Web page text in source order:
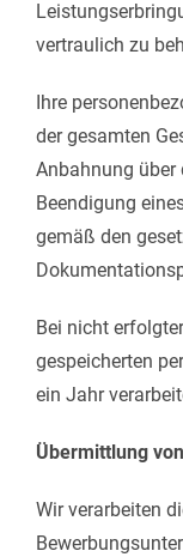
vertraulich zu
Ihre
der gesamten
Anbahnung
Beendigung
gemäß den
Bei nicht
gespeicherten
ein Jahr
Übermittlung
Wir verarbeiten